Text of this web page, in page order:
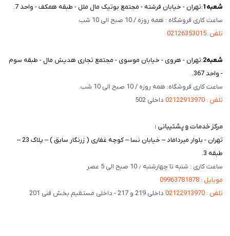
شعبه‌1 :تهران - خیابان فرشته - مجتمع بوتیک مال ملل - طبقه همکف - واحد 7.
ساعت کاری فروشگاه : همه روزه / 10 صبح الی 10 شب.
تلفن :02126353015
شعبه‌2 :تهران - هروی - خیابان موسوی - مجتمع تجاری هدیش مال - طبقه سوم
- واحد 367.
ساعت کاری فروشگاه: همه روزه / 10 صبح الی 10 شب.
تلفن : 02122913970
داخلی 502
مرکز خدمات و پشتیبانی :
تهران - بلوار میرداماد – خیابان نسا – کوچه غفاری ( زرنگار سابق ) – پلاک 23 –
طبقه 3.
ساعت کاری : شنبه تا چهارشنبه ٫ 10 صبح الی 5 عصر
موبایل : 09963781878
تلفن : 02122913970
داخلی 219 و 217 - داخلی مستقیم بخش فنی 201